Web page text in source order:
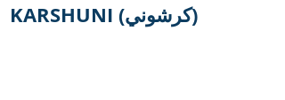
KARSHUNI (كرشوني)